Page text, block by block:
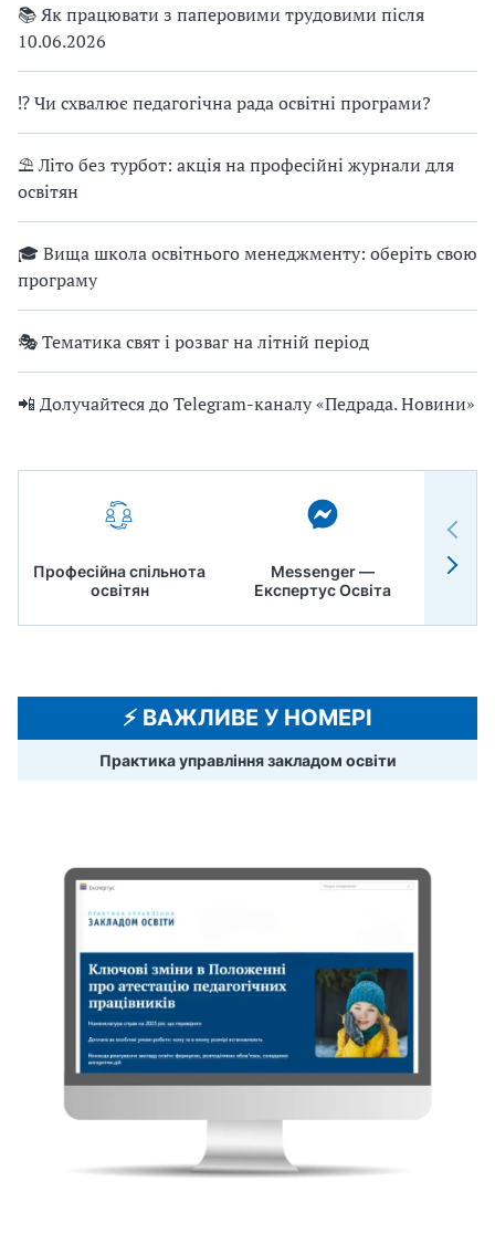
📚 Як працювати з паперовими трудовими після
10.06.2026
⁉ Чи схвалює педагогічна рада освітні програми?
⛱ Літо без турбот: акція на професійні журнали для
освітян
🎓 Вища школа освітнього менеджменту: оберіть свою
програму
🎭 Тематика свят і розваг на літній період
📲 Долучайтеся до Telegram-каналу «Педрада. Новини»
Професійна спільнота
освітян
Messenger —
Експертус Освіта
⚡️ ВАЖЛИВЕ У НОМЕРІ
Практика управління закладом освіти